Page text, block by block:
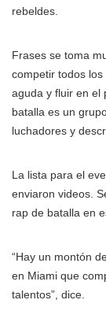
rebeldes.
Frases se toma
competir todos
aguda y fluir en el
batalla es un
luchadores y
La lista para el
enviaron videos.
rap de batalla en
“Hay un montón
en Miami que
talentos”, dice.